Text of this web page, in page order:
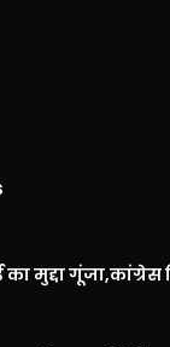
मुद्दा गूंजा,कांग्रेस